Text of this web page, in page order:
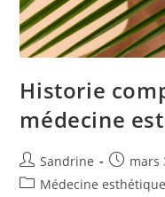
Historie
médecine
Auteur/autrice
de
Sandrine
publiée :
mars
PostMédecine esthétique